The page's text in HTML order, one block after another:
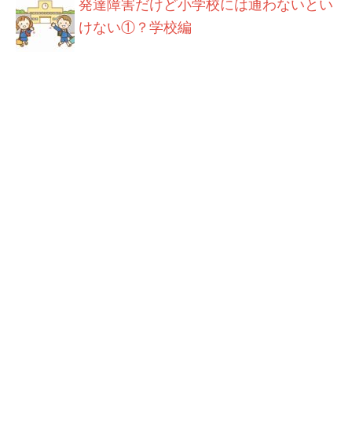
発達障害だけど小学校には通わないとい
けない①？学校編